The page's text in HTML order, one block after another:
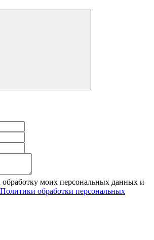
обработку моих персональных данных и
Политики обработки персональных